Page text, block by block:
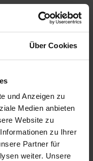
Über Cookies
und Anzeigen zu
Medien anbieten
Website zu
zu Ihrer
Partner für
weiter. Unsere